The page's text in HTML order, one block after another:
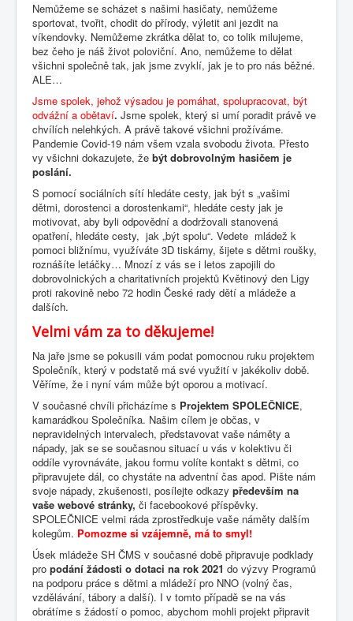
Nemůžeme se scházet s našimi hasičaty, nemůžeme
sportovat, tvořit, chodit do přírody, výletit ani jezdit na
víkendovky. Nemůžeme zkrátka dělat to, co tolik milujeme,
bez čeho je náš život poloviční. Ano, nemůžeme to dělat
všichni společně tak, jak jsme zvyklí, jak je to pro nás běžné.
ALE…
Jsme spolek, jehož výsadou je pomáhat, spolupracovat, být
odvážní a obětaví. Jsme spolek, který si umí poradit právě ve
chvílích nelehkých. A právě takové všichni prožíváme.
Pandemie Covid-19 nám všem vzala svobodu života. Přesto
vy všichni dokazujete, že být dobrovolným hasičem je
poslání.
S pomocí sociálních sítí hledáte cesty, jak být s „vašimi
dětmi, dorostenci a dorostenkami“, hledáte cesty jak je
motivovat, aby byli odpovědní a dodržovali stanovená
opatření, hledáte cesty, jak „být spolu“. Vedete mládež k
pomoci bližnímu, využíváte 3D tiskárny, šijete s dětmi roušky,
roznášíte letáčky… Mnozí z vás se i letos zapojili do
dobrovolnických a charitativních projektů Květinový den Ligy
proti rakovině nebo 72 hodin České rady dětí a mládeže a
dalších.
Velmi vám za to děkujeme!
Na jaře jsme se pokusili vám podat pomocnou ruku projektem
Společník, který v podstatě má své využití v jakékoliv době.
Věříme, že i nyní vám může být oporou a motivací.
V současné chvíli přicházíme s Projektem SPOLEČNICE,
kamarádkou Společníka. Našim cílem je občas, v
nepravidelných intervalech, představovat vaše náměty a
nápady, jak se se současnou situací u vás v kolektivu či
oddíle vyrovnáváte, jakou formu volíte kontakt s dětmi, co
připravujete dál, co chystáte na adventní čas apod. Pište nám
svoje nápady, zkušenosti, posílejte odkazy především na
vaše webové stránky, či facebookové příspěvky.
SPOLEČNICE velmi ráda zprostředkuje vaše náměty dalším
kolegům. Pomozme si vzájemně, má to smyl!
Úsek mládeže SH ČMS v současné době připravuje podklady
pro podání žádosti o dotaci na rok 2021 do výzvy Programů
na podporu práce s dětmi a mládeží pro NNO (volný čas,
vzdělávání, tábory a další). I v tomto případě se na vás
obrátíme s žádostí o pomoc, abychom mohli projekt připravit